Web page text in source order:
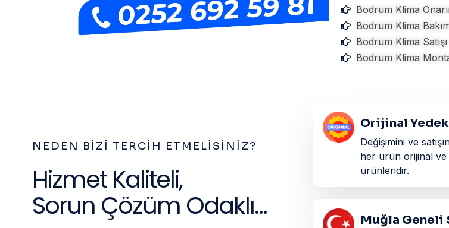
Bodrum Klima
Bodrum Klima
Bodrum Klima Satışı
Bodrum Klima
NEDEN BIZI TERCIH ETMELISINIZ?
Hizmet Kaliteli,
Sorun Çözüm Odaklı...
Orijinal
Değişimini ve
her ürün orijinal ve
ürünleridir.​
Muğla Geneli